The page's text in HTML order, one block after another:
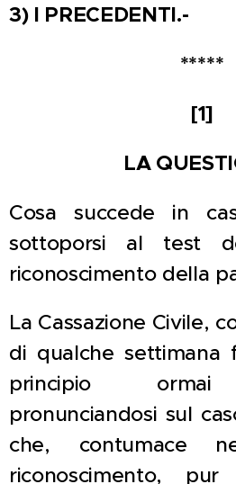
3) I PRECEDENTI.-
*****
[1]
LA
Cosa succede in
sottoporsi al test
riconoscimento della
La Cassazione Civile,
di qualche settimana
principio ormai
pronunciandosi sul
che, contumace
riconoscimento,